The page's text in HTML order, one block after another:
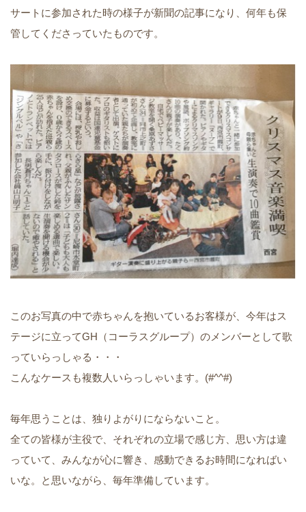
サートに参加された時の様子が新聞の記事になり、何年も保
管してくださっていたものです。
このお写真の中で赤ちゃんを抱いているお客様が、今年はス
テージに立ってGH（コーラスグループ）のメンバーとして歌
っていらっしゃる・・・
こんなケースも複数人いらっしゃいます。(#^^#)
毎年思うことは、独りよがりにならないこと。
全ての皆様が主役で、それぞれの立場で感じ方、思い方は違
っていて、みんなが心に響き、感動できるお時間になればい
いな。と思いながら、毎年準備しています。